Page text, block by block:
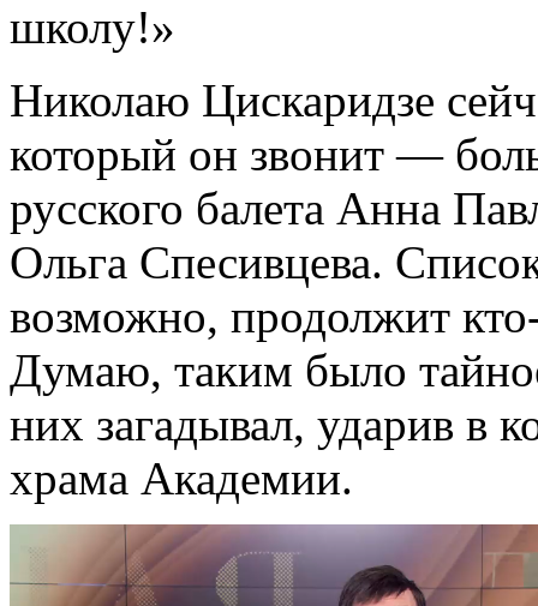
школу!»
Николаю Цискаридзе
который он звонит —
русского балета Анна
Ольга Спесивцева.
возможно, продолжит
Думаю, таким было
них загадывал, ударив в
храма Академии.